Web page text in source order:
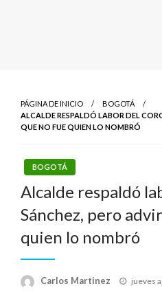
PÁGINA DE INICIO
BOGOTÁ
ALCALDE RESPALDÓ LABOR DEL
QUE NO FUE QUIEN LO NOMBRÓ
BOGOTÁ
Alcalde respaldó
Sánchez, pero
quien lo nombró
Carlos Martinez jueves